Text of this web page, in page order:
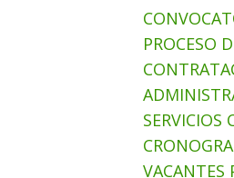
PROCESO
SERVICIOS
VACANTES